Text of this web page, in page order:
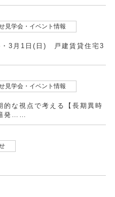
見学会・イベント情報
3月1日(日) 戸建賃貸住宅3
見学会・イベント情報
的な視点で考える【長期異時
発……